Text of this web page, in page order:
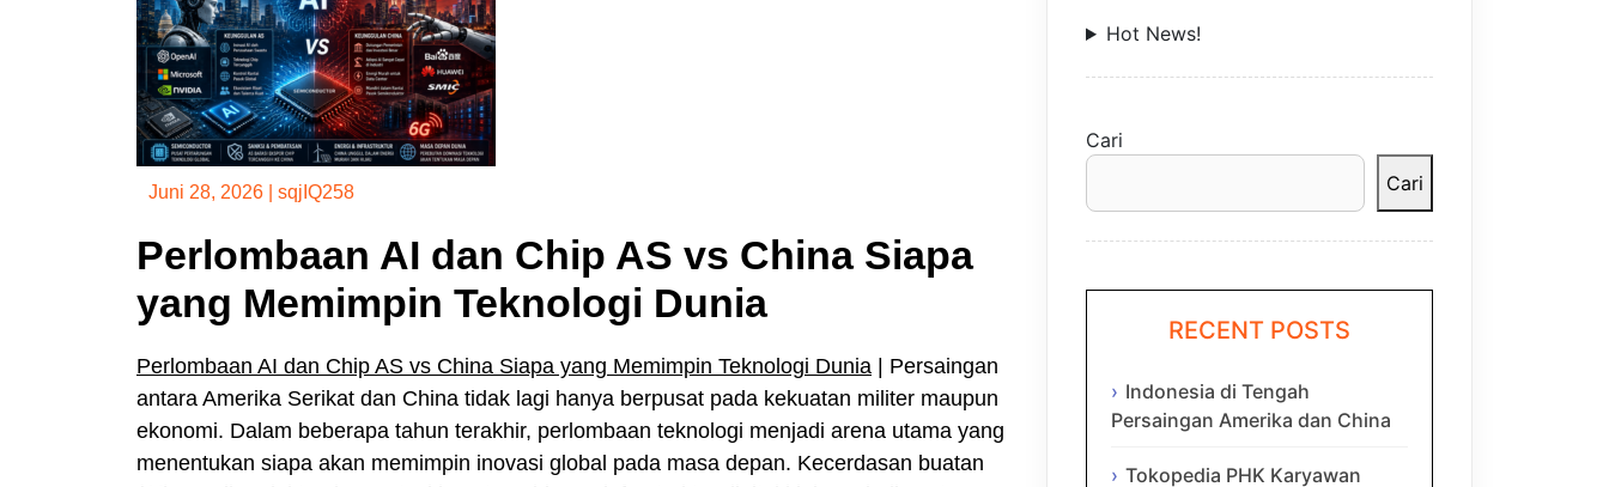
Juni 28, 2026 sqjIQ258
Perlombaan AI dan Chip AS vs China Siapa
yang Memimpin Teknologi Dunia
Perlombaan AI dan Chip AS vs China Siapa yang Memimpin Teknologi Dunia | Persaingan
antara Amerika Serikat dan China tidak lagi hanya berpusat pada kekuatan militer maupun
ekonomi. Dalam beberapa tahun terakhir, perlombaan teknologi menjadi arena utama yang
menentukan siapa akan memimpin inovasi global pada masa depan. Kecerdasan buatan
Hot News!
Cari
Cari
RECENT POSTS
Indonesia di Tengah
Persaingan Amerika dan China
Tokopedia PHK Karyawan